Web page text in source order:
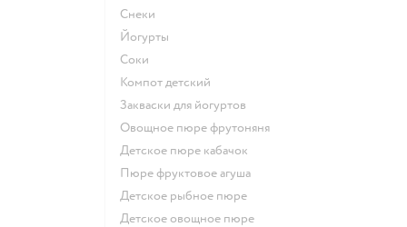
Снеки
йогурты
Соки
компот детский
Закваски для йогуртов
овощное пюре фрутоняня
детское пюре кабачок
пюре фруктовое агуша
детское рыбное пюре
детское овощное пюре